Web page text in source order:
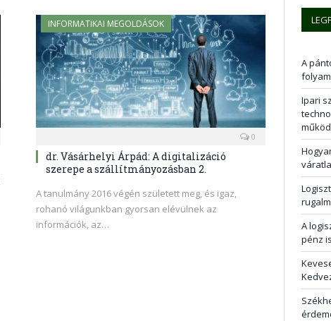
INFORMATIKAI MEGOLDÁSOK
0
dr. Vásárhelyi Árpád: A digitalizáció
szerepe a szállítmányozásban 2.
A tanulmány 2016 végén született meg, és igaz,
rohanó világunkban gyorsan elévülnek az
információk, az…
A
Ipari
A
pénz